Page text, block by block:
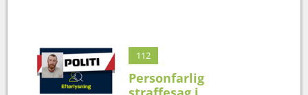
112
Personfarlig